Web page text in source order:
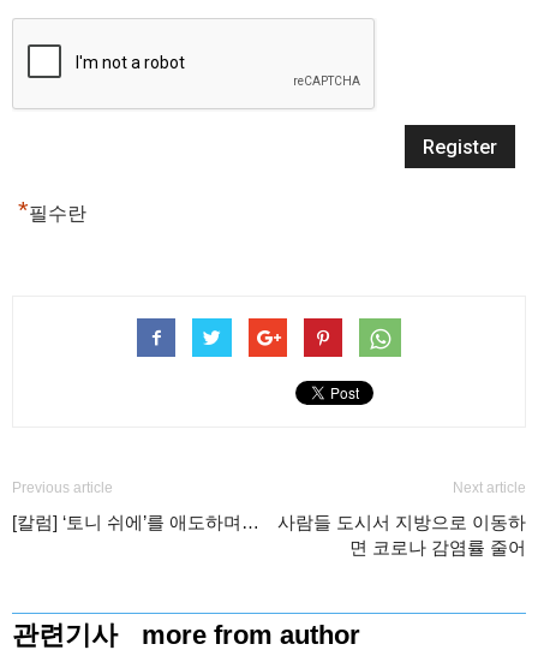
*필수란
Previous article
[칼럼] ‘토니 쉬에’를 애도하며…
Next article
사람들 도시서 지방으로 이동하
면 코로나 감염률 줄어
관련기사 more from author